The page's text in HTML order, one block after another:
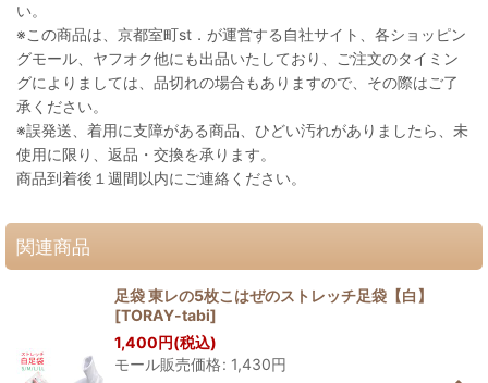
い。
※この商品は、京都室町st．が運営する自社サイト、各ショッピン
グモール、ヤフオク他にも出品いたしており、ご注文のタイミン
グによりましては、品切れの場合もありますので、その際はご了
承ください。
※誤発送、着用に支障がある商品、ひどい汚れがありましたら、未
使用に限り、返品・交換を承ります。
商品到着後１週間以内にご連絡ください。
関連商品
足袋 東レの5枚こはぜのストレッチ足袋【白】
[TORAY-tabi]
1,400円(税込)
モール販売価格: 1,430円